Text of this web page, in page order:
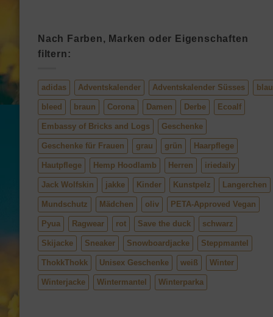
Nach Farben, Marken oder Eigenschaften
filtern:
adidas Adventskalender Adventskalender Süsses blau
bleed braun Corona Damen Derbe Ecoalf
Embassy of Bricks and Logs Geschenke
Geschenke für Frauen grau grün Haarpflege
Hautpflege Hemp Hoodlamb Herren iriedaily
Jack Wolfskin jakke Kinder Kunstpelz Langerchen
Mundschutz Mädchen oliv PETA-Approved Vegan
Pyua Ragwear rot Save the duck schwarz
Skijacke Sneaker Snowboardjacke Steppmantel
ThokkThokk Unisex Geschenke weiß Winter
Winterjacke Wintermantel Winterparka